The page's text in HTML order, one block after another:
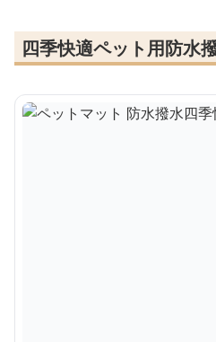
四季快適ペット用防水